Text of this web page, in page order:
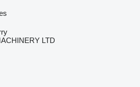
LTD